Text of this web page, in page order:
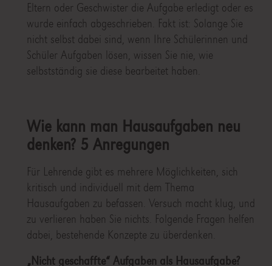
Eltern oder Geschwister die Aufgabe erledigt oder es
wurde einfach abgeschrieben. Fakt ist: Solange Sie
nicht selbst dabei sind, wenn Ihre Schülerinnen und
Schüler Aufgaben lösen, wissen Sie nie, wie
selbstständig sie diese bearbeitet haben.
Wie kann man Hausaufgaben neu
denken? 5 Anregungen
Für Lehrende gibt es mehrere Möglichkeiten, sich
kritisch und individuell mit dem Thema
Hausaufgaben zu befassen. Versuch macht klug, und
zu verlieren haben Sie nichts. Folgende Fragen helfen
dabei, bestehende Konzepte zu überdenken.
„Nicht geschaffte“ Aufgaben als Hausaufgabe?